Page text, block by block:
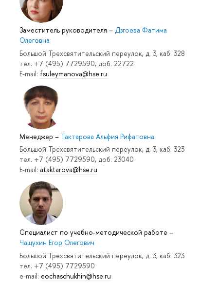
Заместитель руководителя – Дзгоева Фатима
Олеговна
Большой Трехсвятительский переулок, д. 3, каб. 328
тел. +7 (495) 7729590, доб. 22722
E-mail: fsuleymanova@hse.ru
Менеджер – Тактарова Альфия Рифатовна
Большой Трехсвятительский переулок, д. 3, каб. 323
тел. +7 (495) 7729590, доб. 23040
E-mail: ataktarova@hse.ru
Специалист по учебно-методической работе –
Чащухин Егор Олегович
Большой Трехсвятительский переулок, д. 3, каб. 323
тел. +7 (495) 7729590
e-mail: eochaschukhin@hse.ru